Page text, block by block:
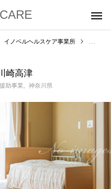
イノベルヘルスケア事業所 グルー
崎高津
助事業 神奈川県